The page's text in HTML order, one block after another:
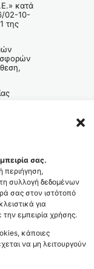
σας.
περιήγηση,
συλλογή δεδομένων
σας στον ιστότοπό
για
την εμπειρία χρήσης.
κάποιες
να μη λειτουργούν
κατά
02-10-
της